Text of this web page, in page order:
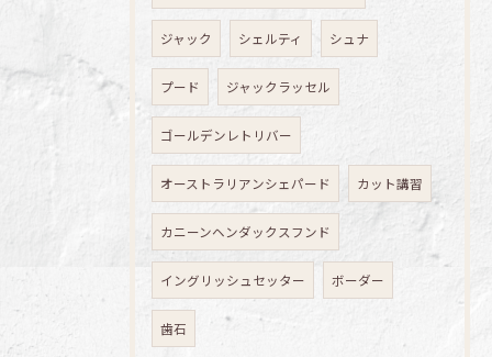
ジャック シェルティ シュナ
プード ジャックラッセル
ゴールデンレトリバー
オーストラリアンシェパード カット講習
カニーンヘンダックスフンド
イングリッシュセッター ボーダー
歯石